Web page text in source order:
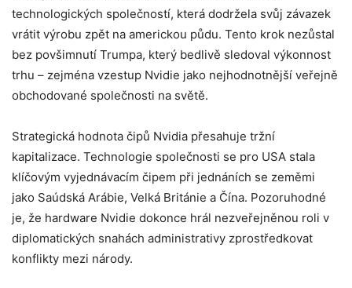
technologických společností, která dodržela svůj závazek
vrátit výrobu zpět na americkou půdu. Tento krok nezůstal
bez povšimnutí Trumpa, který bedlivě sledoval výkonnost
trhu – zejména vzestup Nvidie jako nejhodnotnější veřejně
obchodované společnosti na světě.
Strategická hodnota čipů Nvidia přesahuje tržní
kapitalizace. Technologie společnosti se pro USA stala
klíčovým vyjednávacím čipem při jednáních se zeměmi
jako Saúdská Arábie, Velká Británie a Čína. Pozoruhodné
je, že hardware Nvidie dokonce hrál nezveřejněnou roli v
diplomatických snahách administrativy zprostředkovat
konflikty mezi národy.